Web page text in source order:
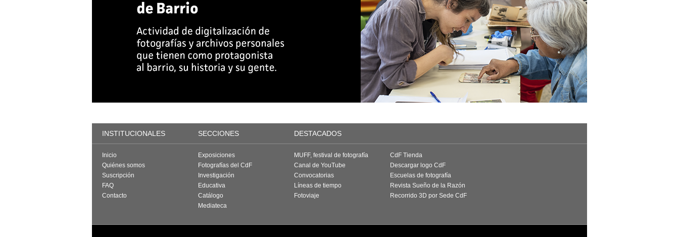
INSTITUCIONALES SECCIONES DESTACADOS
Inicio
Quiénes somos
Suscripción
FAQ
Contacto
Exposiciones
Fotografías del CdF
Investigación
Educativa
Catálogo
Mediateca
MUFF, festival de fotografía
Canal de YouTube
Convocatorias
Líneas de tiempo
Fotoviaje
CdF Tienda
Descargar logo CdF
Escuelas de fotografía
Revista Sueño de la Razón
Recorrido 3D por Sede CdF